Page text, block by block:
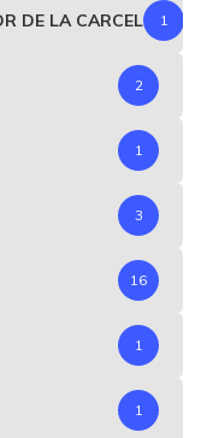
DE LA CARCEL 1
2
1
3
16
1
1